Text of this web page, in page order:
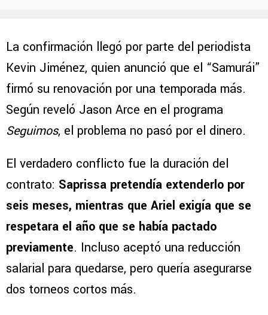
La confirmación llegó por parte del periodista
Kevin Jiménez, quien anunció que el “Samurái”
firmó su renovación por una temporada más.
Según reveló Jason Arce en el programa
Seguimos, el problema no pasó por el dinero.
El verdadero conflicto fue la duración del
contrato: Saprissa pretendía extenderlo por
seis meses, mientras que Ariel exigía que se
respetara el año que se había pactado
previamente. Incluso aceptó una reducción
salarial para quedarse, pero quería asegurarse
dos torneos cortos más.